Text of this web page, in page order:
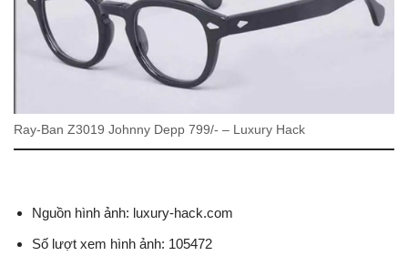
Ray-Ban Z3019 Johnny Depp 799/- – Luxury Hack
Nguồn hình ảnh: luxury-hack.com
Số lượt xem hình ảnh: 105472